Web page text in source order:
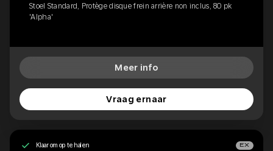
Stoel Standard, Protège disque frein arrière non inclus, 80 pk
'Alpha'
Meer info
Vraag ernaar
Klaar om op te halen EX